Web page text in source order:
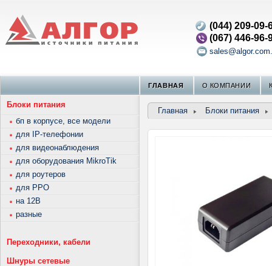
(044) 209-09-
(067) 446-96-
ГЛАВНАЯ О КОМПАНИИ
Главная Блоки питания
Блоки питания
бп в корпусе, все модели
для IP-телефонии
для видеонаблюдения
для оборудования MikroTik
для роутеров
для РРО
на 12В
разные
Переходники, кабели
Шнуры сетевые